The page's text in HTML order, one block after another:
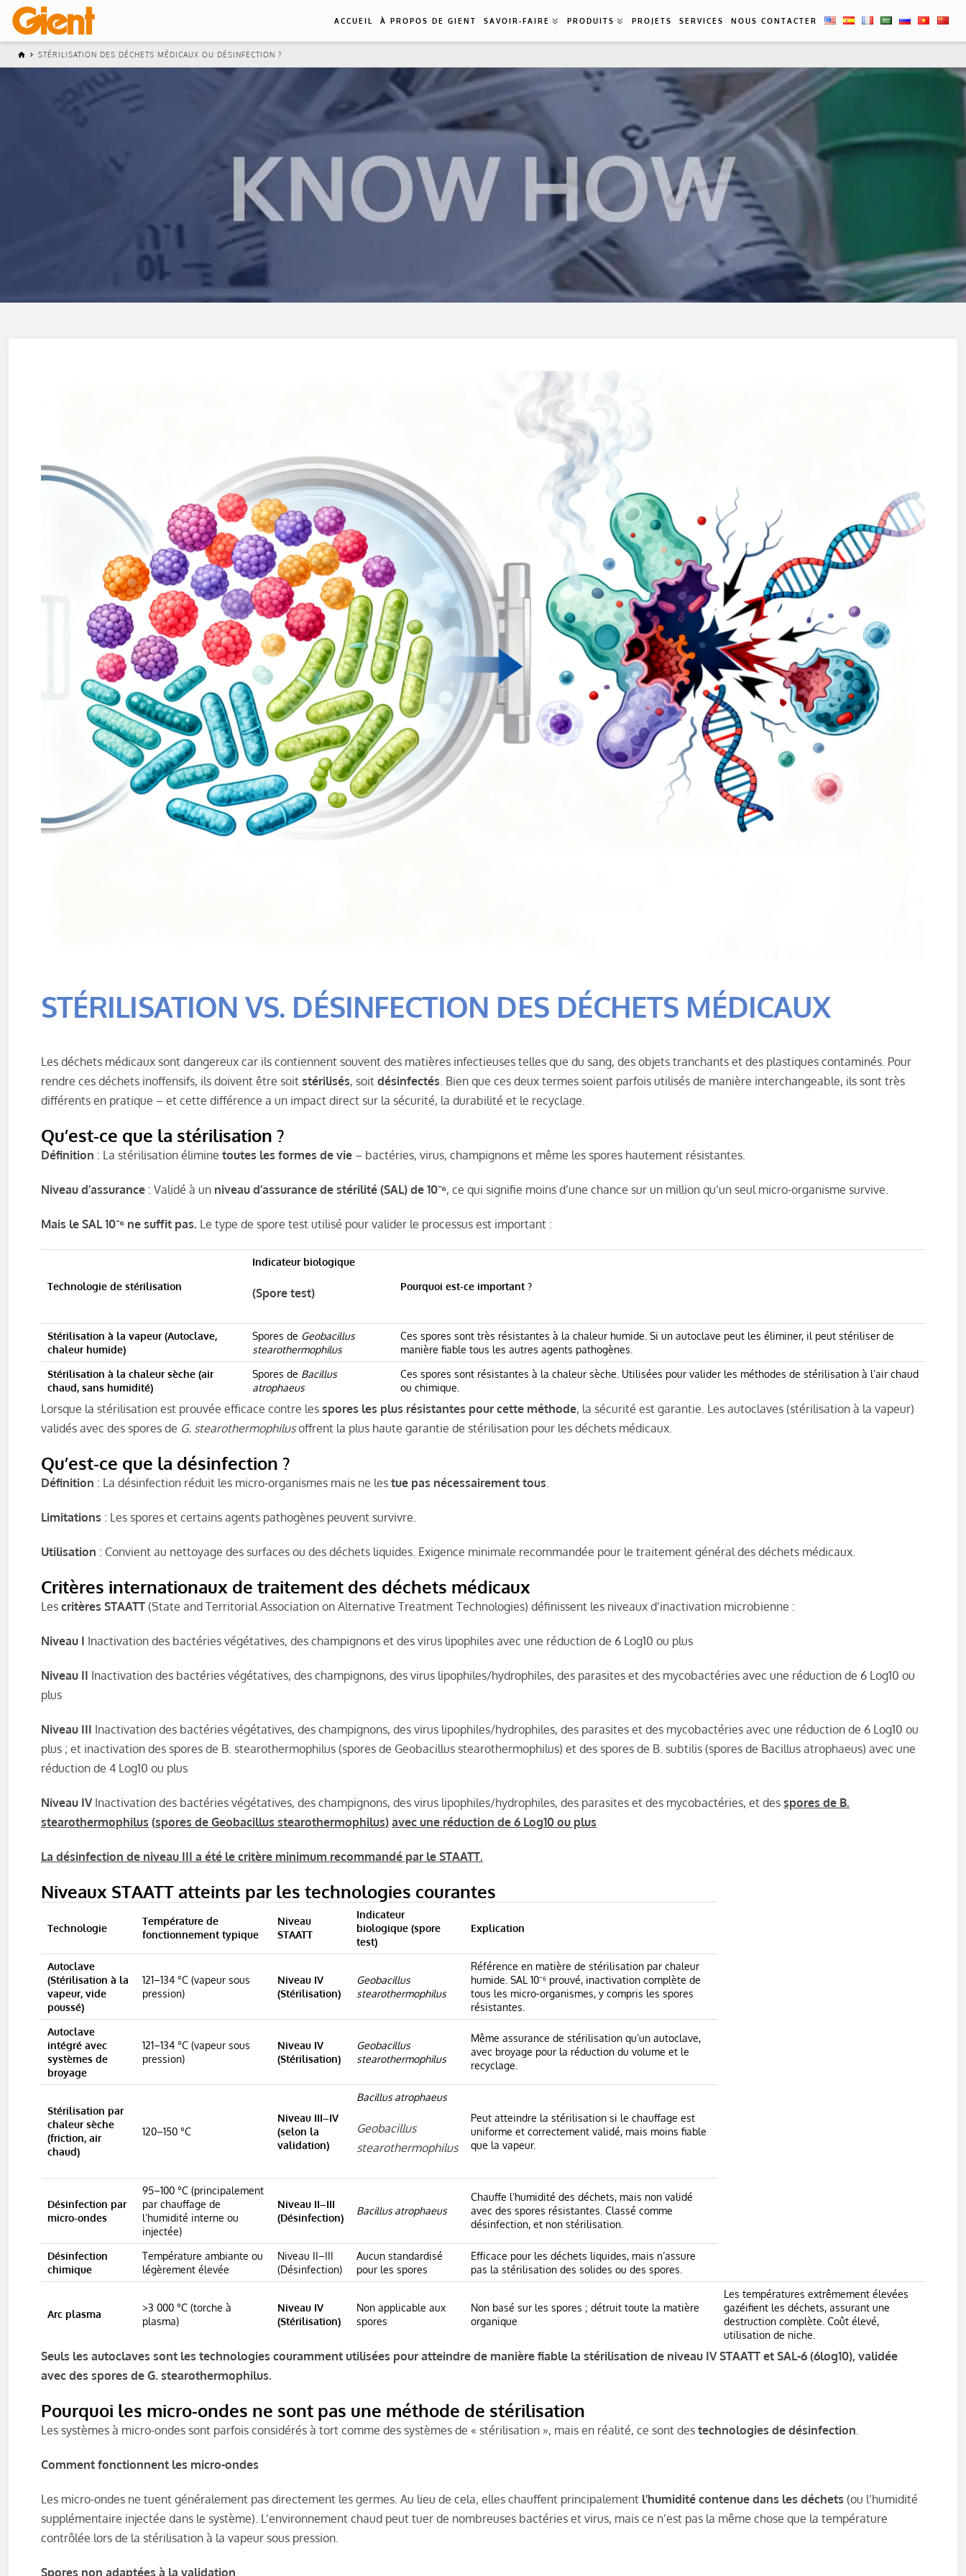
ACCUEIL À PROPOS DE GIENT SAVOIR-FAIRE PRODUITS PROJETS SERVICES NOUS CONTACTER CN
STÉRILISATION DES DÉCHETS MÉDICAUX OU DÉSINFECTION ?
STÉRILISATION VS. DÉSINFECTION DES DÉCHETS MÉDICAUX
Les déchets médicaux sont dangereux car ils contiennent souvent des matières infectieuses telles que du sang, des objets tranchants et des plastiques contaminés. Pour
rendre ces déchets inoffensifs, ils doivent être soit stérilisés, soit désinfectés. Bien que ces deux termes soient parfois utilisés de manière interchangeable, ils sont très
différents en pratique – et cette différence a un impact direct sur la sécurité, la durabilité et le recyclage.
Qu’est-ce que la stérilisation ?
Définition : La stérilisation élimine toutes les formes de vie – bactéries, virus, champignons et même les spores hautement résistantes.
Niveau d’assurance : Validé à un niveau d’assurance de stérilité (SAL) de 10⁻⁶, ce qui signifie moins d’une chance sur un million qu’un seul micro-organisme survive.
Mais le SAL 10⁻⁶ ne suffit pas. Le type de spore test utilisé pour valider le processus est important :
Technologie de stérilisation
Indicateur biologique
(Spore test) Pourquoi est-ce important ?
Stérilisation à la vapeur (Autoclave,
chaleur humide)
Spores de Geobacillus
stearothermophilus
Ces spores sont très résistantes à la chaleur humide. Si un autoclave peut les éliminer, il peut stériliser de
manière fiable tous les autres agents pathogènes.
Stérilisation à la chaleur sèche (air
chaud, sans humidité)
Spores de Bacillus
atrophaeus
Ces spores sont résistantes à la chaleur sèche. Utilisées pour valider les méthodes de stérilisation à l’air chaud
ou chimique.
Lorsque la stérilisation est prouvée efficace contre les spores les plus résistantes pour cette méthode, la sécurité est garantie. Les autoclaves (stérilisation à la vapeur)
validés avec des spores de G. stearothermophilusoffrent la plus haute garantie de stérilisation pour les déchets médicaux.
Qu’est-ce que la désinfection ?
Définition : La désinfection réduit les micro-organismes mais ne les tue pas nécessairement tous.
Limitations : Les spores et certains agents pathogènes peuvent survivre.
Utilisation : Convient au nettoyage des surfaces ou des déchets liquides. Exigence minimale recommandée pour le traitement général des déchets médicaux.
Critères internationaux de traitement des déchets médicaux
Les critères STAATT (State and Territorial Association on Alternative Treatment Technologies) définissent les niveaux d’inactivation microbienne :
Niveau I Inactivation des bactéries végétatives, des champignons et des virus lipophiles avec une réduction de 6 Log10 ou plus
Niveau II Inactivation des bactéries végétatives, des champignons, des virus lipophiles/hydrophiles, des parasites et des mycobactéries avec une réduction de 6 Log10 ou
plus
Niveau III Inactivation des bactéries végétatives, des champignons, des virus lipophiles/hydrophiles, des parasites et des mycobactéries avec une réduction de 6 Log10 ou
plus ; et inactivation des spores de B. stearothermophilus (spores de Geobacillus stearothermophilus) et des spores de B. subtilis (spores de Bacillus atrophaeus) avec une
réduction de 4 Log10 ou plus
Niveau IVInactivation des bactéries végétatives, des champignons, des virus lipophiles/hydrophiles, des parasites et des mycobactéries, et des spores de B.
stearothermophilus (spores de Geobacillus stearothermophilus) avec une réduction de 6 Log10 ou plus
La désinfection de niveau III a été le critère minimum recommandé par le STAATT.
Niveaux STAATT atteints par les technologies courantes
Technologie
Température de
fonctionnement typique
Niveau
STAATT
Indicateur
biologique (spore
test)
Explication
Autoclave
(Stérilisation à la
vapeur, vide
poussé)
121–134 °C (vapeur sous
pression)
Niveau IV
(Stérilisation)
Geobacillus
stearothermophilus
Référence en matière de stérilisation par chaleur
humide. SAL 10⁻⁶ prouvé, inactivation complète de
tous les micro-organismes, y compris les spores
résistantes.
Autoclave
intégré avec
systèmes de
broyage
121–134 °C (vapeur sous
pression)
Niveau IV
(Stérilisation)
Geobacillus
stearothermophilus
Même assurance de stérilisation qu’un autoclave,
avec broyage pour la réduction du volume et le
recyclage.
Stérilisation par
chaleur sèche
(friction, air
chaud)
120–150 °C
Niveau III–IV
(selon la
validation)
Bacillus atrophaeus
Geobacillus
stearothermophilus
Peut atteindre la stérilisation si le chauffage est
uniforme et correctement validé, mais moins fiable
que la vapeur.
Désinfection par
micro-ondes
95–100 °C (principalement
par chauffage de
l’humidité interne ou
injectée)
Niveau II–III
(Désinfection)
Bacillus atrophaeus
Chauffe l’humidité des déchets, mais non validé
avec des spores résistantes. Classé comme
désinfection, et non stérilisation.
Désinfection
chimique
Température ambiante ou
légèrement élevée
Niveau II–III
(Désinfection)
Aucun standardisé
pour les spores
Efficace pour les déchets liquides, mais n’assure
pas la stérilisation des solides ou des spores.
Arc plasma
>3 000 °C (torche à
plasma)
Niveau IV
(Stérilisation)
Non applicable aux
spores
Non basé sur les spores ; détruit toute la matière
organique
Les températures extrêmement élevées
gazéifient les déchets, assurant une
destruction complète. Coût élevé,
utilisation de niche.
Seuls les autoclaves sont les technologies couramment utilisées pour atteindre de manière fiable la stérilisation de niveau IV STAATT et SAL-6 (6log10), validée
avec des spores de G. stearothermophilus.
Pourquoi les micro-ondes ne sont pas une méthode de stérilisation
Les systèmes à micro-ondes sont parfois considérés à tort comme des systèmes de « stérilisation », mais en réalité, ce sont des technologies de désinfection.
Comment fonctionnent les micro-ondes
Les micro-ondes ne tuent généralement pas directement les germes. Au lieu de cela, elles chauffent principalement l’humidité contenue dans les déchets (ou l’humidité
supplémentaire injectée dans le système). L’environnement chaud peut tuer de nombreuses bactéries et virus, mais ce n’est pas la même chose que la température
contrôlée lors de la stérilisation à la vapeur sous pression.
Spores non adaptées à la validation